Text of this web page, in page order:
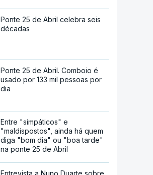
Ponte 25 de Abril celebra seis
décadas
Ponte 25 de Abril. Comboio é
usado por 133 mil pessoas por
dia
Entre "simpáticos" e
"maldispostos", ainda há quem
diga "bom dia" ou "boa tarde"
na ponte 25 de Abril